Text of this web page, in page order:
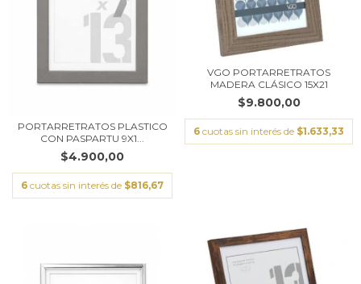
PORTARRETRATOS PLASTICO
CON PASPARTU 9X1...
$4.900,00
6 cuotas sin interés de $816,67
VGO PORTARRETRATOS
MADERA CLÁSICO 15X21
$9.800,00
6 cuotas sin interés de $1.633,33